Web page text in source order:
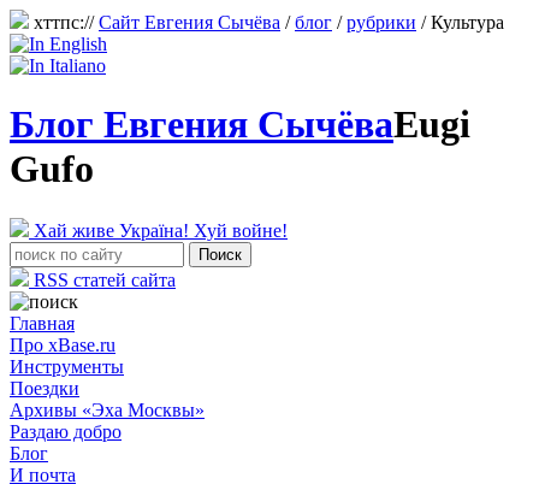
хттпс://Сайт Евгения Сычёва /блог /рубрики / Культура
Блог Евгения СычёваEugi
Gufo
Хай живе Україна! Хуй войне!
RSS статей сайта
Главная
Про xBase.ru
Инструменты
Поездки
Архивы «Эха Москвы»
Раздаю добро
Блог
И почта